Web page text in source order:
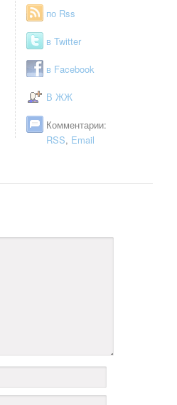
по Rss
в Twitter
в Facebook
В ЖЖ
Комментарии:
RSS, Email